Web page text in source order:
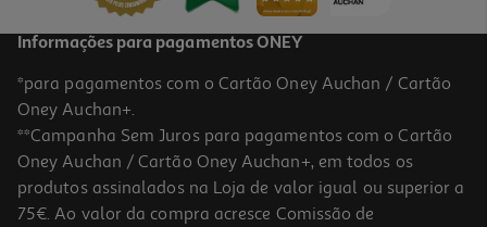
Informações para pagamentos ONEY
*para pagamentos com o Cartão Oney Auchan / Cartão
Oney Auchan+.
**Campanha Sem Juros para pagamentos com o Cartão
Oney Auchan / Cartão Oney Auchan+, em todos os
produtos assinalados na Loja de valor igual ou superior a
75€. Ao valor da compra acresce Comissão de